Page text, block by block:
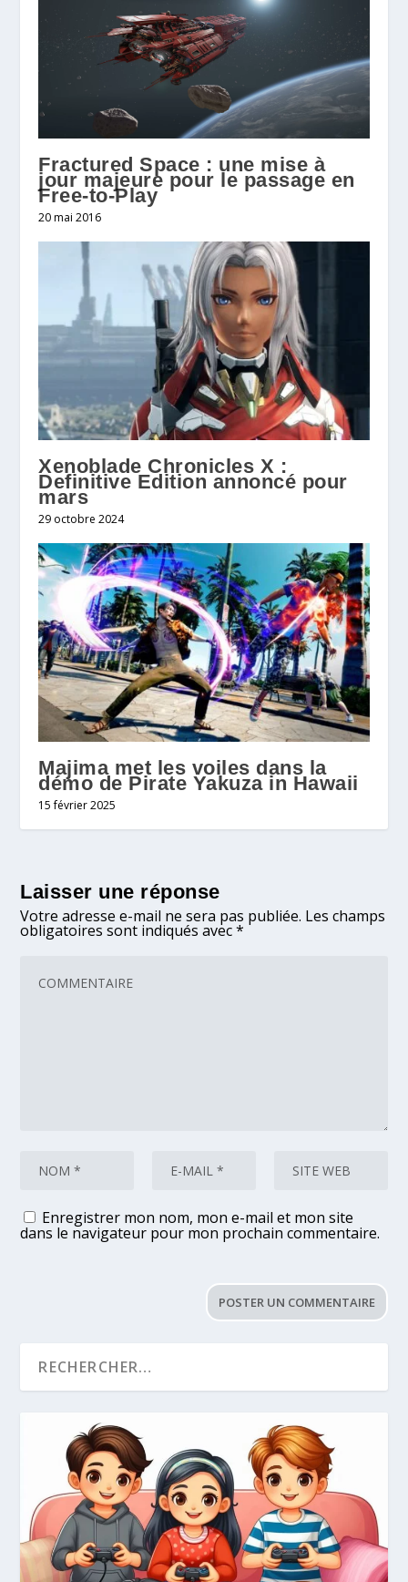
Fractured Space : une mise à
jour majeure pour le passage en
20 mai 2016
Xenoblade Chronicles X :
Definitive Edition annoncé pour
mars
29 octobre 2024
Majima met les voiles dans la
démo de Pirate Yakuza in Hawaii
15 février 2025
Laisser une réponse
Votre adresse e-mail ne sera pas publiée. Les champs
obligatoires sont indiqués avec*
Enregistrer mon nom, mon e-mail et mon site
dans le navigateur pour mon prochain commentaire.